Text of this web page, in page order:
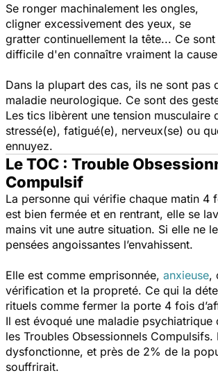
Se ronger machinalement les ongles,
cligner excessivement des yeux, se
gratter continuellement la tête... Ce
difficile d'en connaître vraiment la
Dans la plupart des cas, ils ne sont pas
maladie neurologique. Ce sont des
Les tics libèrent une tension musculaire
stressé(e), fatigué(e), nerveux(se) ou
ennuyez.
Le TOC : Trouble
Compulsif
La personne qui vérifie chaque matin 4
est bien fermée et en rentrant, elle se
mains vit une autre situation. Si elle ne
pensées angoissantes l’envahissent.
Elle est comme emprisonnée, anxieuse,
vérification et la propreté. Ce qui la
rituels comme fermer la porte 4 fois
Il est évoqué une maladie psychiatrique
les Troubles Obsessionnels Compulsifs.
dysfonctionne, et près de 2% de la
souffrirait.